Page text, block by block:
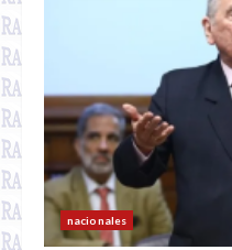
nacionales